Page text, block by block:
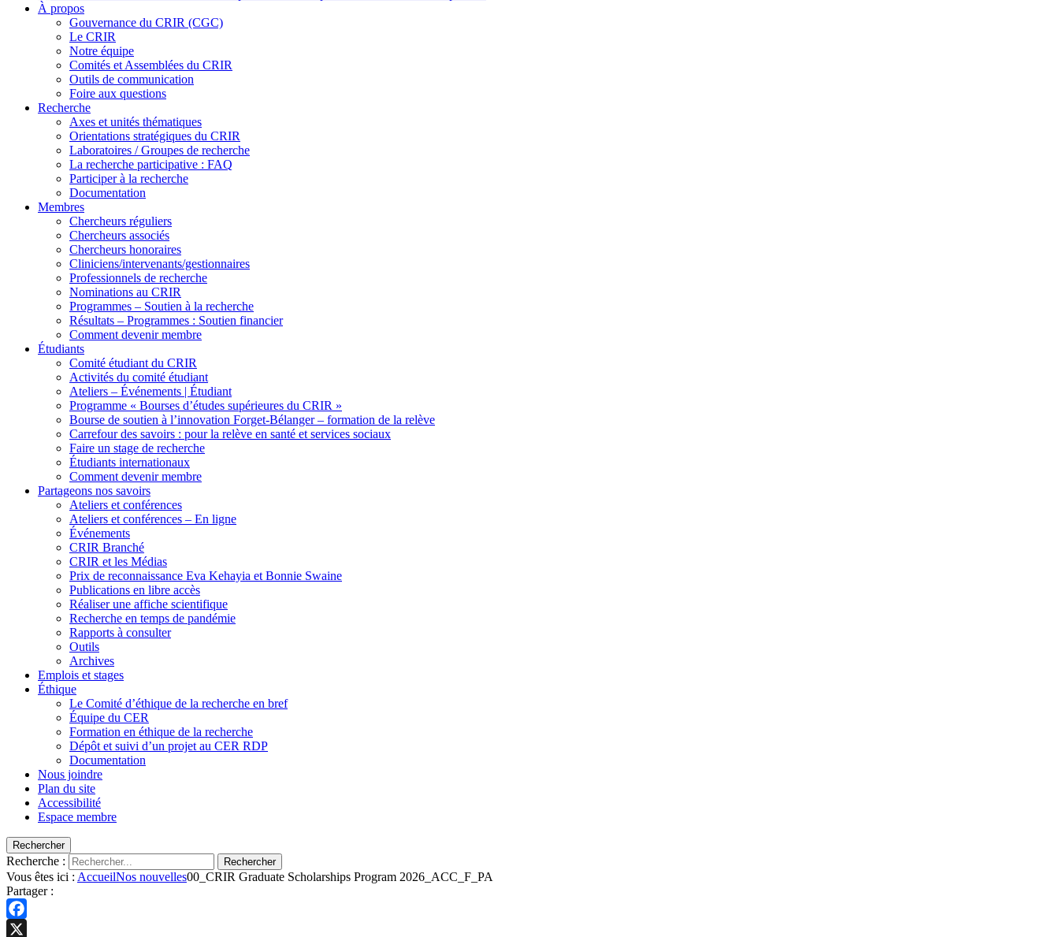
À propos
Gouvernance du CRIR (CGC)
Le CRIR
Notre équipe
Comités et Assemblées du CRIR
Outils de communication
Foire aux questions
Recherche
Axes et unités thématiques
Orientations stratégiques du CRIR
Laboratoires / Groupes de recherche
La recherche participative : FAQ
Participer à la recherche
Documentation
Membres
Chercheurs réguliers
Chercheurs associés
Chercheurs honoraires
Cliniciens/intervenants/gestionnaires
Professionnels de recherche
Nominations au CRIR
Programmes – Soutien à la recherche
Résultats – Programmes : Soutien financier
Comment devenir membre
Étudiants
Comité étudiant du CRIR
Activités du comité étudiant
Ateliers – Événements | Étudiant
Programme « Bourses d’études supérieures du CRIR »
Bourse de soutien à l’innovation Forget-Bélanger – formation de la relève
Carrefour des savoirs : pour la relève en santé et services sociaux
Faire un stage de recherche
Étudiants internationaux
Comment devenir membre
Partageons nos savoirs
Ateliers et conférences
Ateliers et conférences – En ligne
Événements
CRIR Branché
CRIR et les Médias
Prix de reconnaissance Eva Kehayia et Bonnie Swaine
Publications en libre accès
Réaliser une affiche scientifique
Recherche en temps de pandémie
Rapports à consulter
Outils
Archives
Emplois et stages
Éthique
Le Comité d’éthique de la recherche en bref
Équipe du CER
Formation en éthique de la recherche
Dépôt et suivi d’un projet au CER RDP
Documentation
Nous joindre
Plan du site
Accessibilité
Espace membre
Rechercher
Recherche : Rechercher
Vous êtes ici : AccueilNos nouvelles00_CRIR Graduate Scholarships Program 2026_ACC_F_PA
Partager :
Facebook